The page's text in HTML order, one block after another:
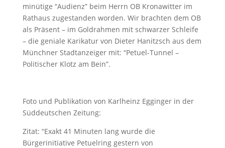
minütige “Audienz” beim Herrn OB Kronawitter im
Rathaus zugestanden worden. Wir brachten dem OB
als Präsent – im Goldrahmen mit schwarzer Schleife
– die geniale Karikatur von Dieter Hanitzsch aus dem
Münchner Stadtanzeiger mit: “Petuel-Tunnel –
Politischer Klotz am Bein”.
Foto und Publikation von Karlheinz Egginger in der
Süddeutschen Zeitung:
Zitat: “Exakt 41 Minuten lang wurde die
Bürgerinitiative Petuelring gestern von